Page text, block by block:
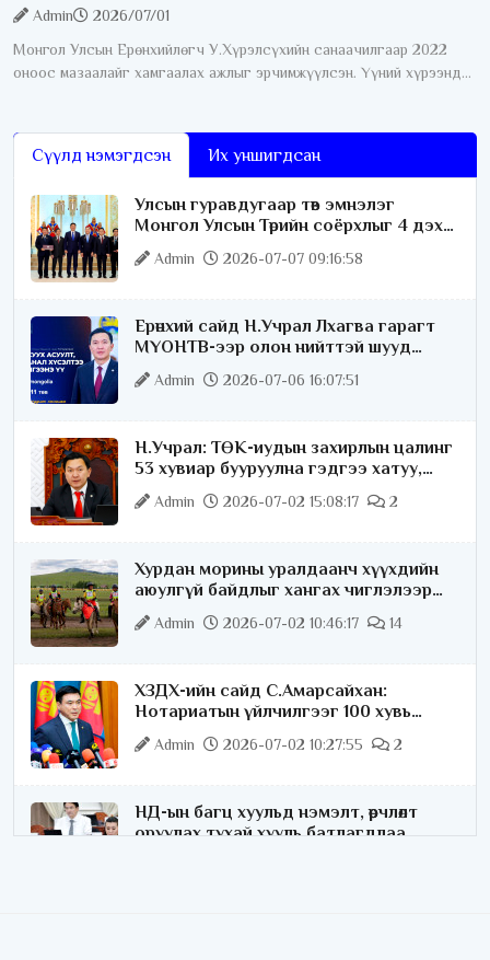
Admin
2026/07/01
Монгол Улсын Ерөнхийлөгч У.Хүрэлсүхийн санаачилгаар 2022
оноос мазаалайг хамгаалах ажлыг эрчимжүүлсэн. Үүний хүрээнд
Сүүлд нэмэгдсэн Их уншигдсан
Улсын гуравдугаар төв эмнэлэг
Монгол Улсын Төрийн соёрхлыг 4 дэх
удаагаа хүртлээ
Admin 2026-07-07 09:16:58
Ерөнхий сайд Н.Учрал Лхагва гарагт
МҮОНТВ-ээр олон нийттэй шууд
ярилцана
Admin 2026-07-06 16:07:51
Н.Учрал: ТӨК-иудын захирлын цалинг
53 хувиар бууруулна гэдгээ хатуу,
хариуцлагатайгаар хэлье
Admin 2026-07-02 15:08:17 2
Хурдан морины уралдаанч хүүхдийн
аюулгүй байдлыг хангах чиглэлээр
ажиллаж байна
Admin 2026-07-02 10:46:17 14
ХЗДХ-ийн сайд С.Амарсайхан:
Нотариатын үйлчилгээг 100 хувь
цахимжуулна
Admin 2026-07-02 10:27:55 2
НД-ын багц хуульд нэмэлт, өөрчлөлт
оруулах тухай хууль батлагдлаа